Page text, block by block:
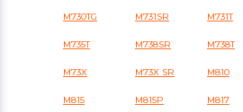
M730TG M731SR M731T
M735T M738SR M738T
M73X M73X SR M810
M815 M815P M817